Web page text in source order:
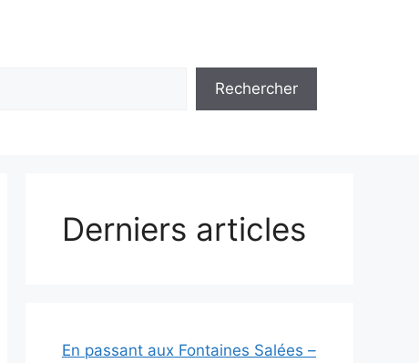
Rechercher
Derniers articles
En passant aux Fontaines Salées –